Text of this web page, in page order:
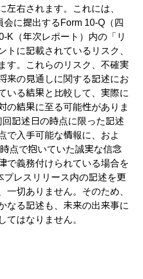
左右されます。これには、
に提出するForm 10-Q（四
K（年次レポート）内の「リ
トに記載されているリスク、
す。これらのリスク、不確実
来の見通しに関する記述にお
いる結果と比較して、実際に
の結果に至る可能性がありま
記述日の時点に限った記述
で入手可能な情報に、およ
点で抱いていた誠実な信念
で義務付けられている場合を
レスリリース内の記述を更
一切ありません。そのため、
なる記述も、未来の出来事に
てはなりません。